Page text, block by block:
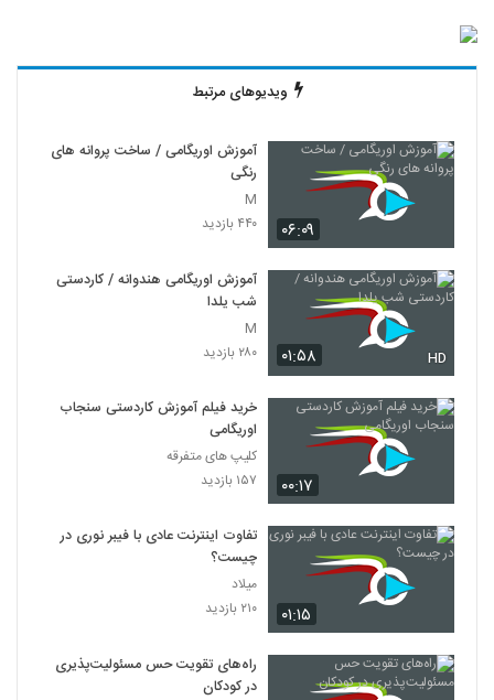
ویدیوهای مرتبط
۰۶:۰۹
آموزش اوریگامی / ساخت پروانه های
رنگی
M
۴۴۰ بازدید
۰۱:۵۸ HD
آموزش اوریگامی هندوانه / کاردستی
شب یلدا
M
۲۸۰ بازدید
۰۰:۱۷
خرید فیلم آموزش کاردستی سنجاب
اوریگامی
کلیپ های متفرقه
۱۵۷ بازدید
۰۱:۱۵
تفاوت اینترنت عادی با فیبر نوری در
چیست؟
میلاد
۲۱۰ بازدید
راه‌های تقویت حس مسئولیت‌پذیری
در کودکان